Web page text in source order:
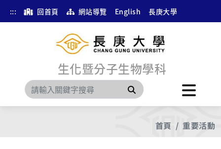
::: 回首頁 網站導覽 English 長庚大學
生化暨分子生物學科
搜尋
首頁 重要活動